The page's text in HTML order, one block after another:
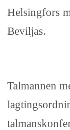
Helsingfors
Beviljas.
Talmannen